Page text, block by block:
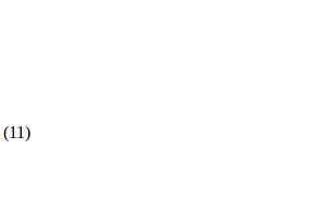
(11)